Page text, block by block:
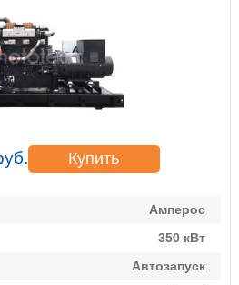
Купить
Амперос
350 кВт
Автозапуск